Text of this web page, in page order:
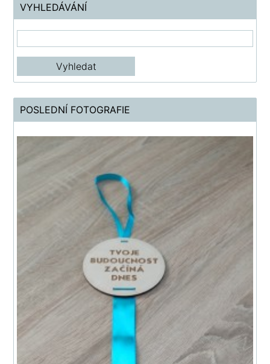
VYHLEDÁVÁNÍ
POSLEDNÍ FOTOGRAFIE